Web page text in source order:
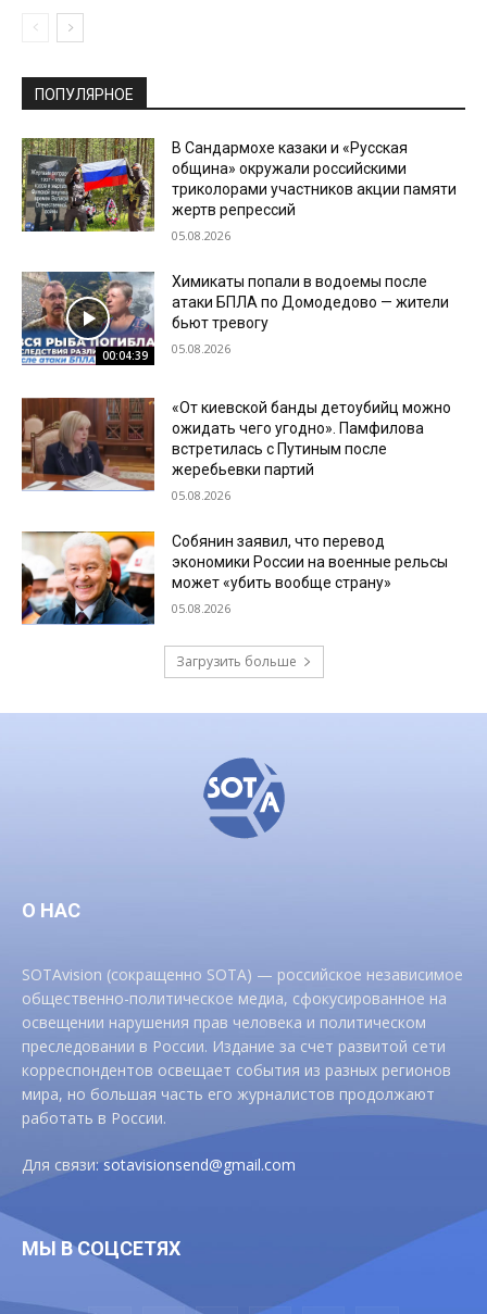
ПОПУЛЯРНОЕ
В Сандармохе казаки и «Русская
община» окружали российскими
триколорами участников акции памяти
жертв репрессий
05.08.2026
00:04:39
Химикаты попали в водоемы после
атаки БПЛА по Домодедово — жители
бьют тревогу
05.08.2026
«От киевской банды детоубийц можно
ожидать чего угодно». Памфилова
встретилась с Путиным после
жеребьевки партий
05.08.2026
Собянин заявил, что перевод
экономики России на военные рельсы
может «убить вообще страну»
05.08.2026
Загрузить больше
О НАС
SOTAvision (сокращенно SOTA) — российское независимое
общественно-политическое медиа, сфокусированное на
освещении нарушения прав человека и политическом
преследовании в России. Издание за счет развитой сети
корреспондентов освещает события из разных регионов
мира, но большая часть его журналистов продолжают
работать в России.
Для связи:sotavisionsend@gmail.com
МЫ В СОЦСЕТЯХ